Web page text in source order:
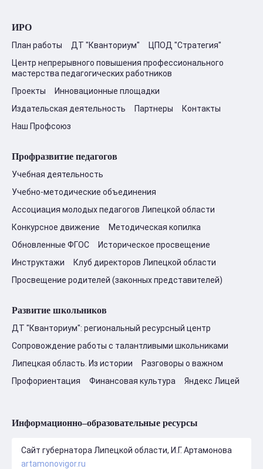
ИРО
План работы ДТ "Кванториум"
ЦПОД "Стратегия"
Центр непрерывного повышения профессионального
мастерства педагогических работников
Проекты
Инновационные площадки
Издательская деятельность
Партнеры
Контакты
Наш Профсоюз
Профразвитие педагогов
Учебная деятельность
Учебно-методические объединения
Ассоциация молодых педагогов Липецкой области
Конкурсное движение
Методическая копилка
Обновленные ФГОС
Историческое просвещение
Инструктажи
Клуб директоров Липецкой области
Просвещение родителей (законных представителей)
Развитие школьников
ДТ "Кванториум": региональный ресурсный центр
Сопровождение работы с талантливыми школьниками
Липецкая область. Из истории
Разговоры о важном
Профориентация
Финансовая культура Яндекс Лицей
Информационно–образовательные ресурсы
Сайт губернатора Липецкой области, И.Г. Артамонова
artamonovigor.ru